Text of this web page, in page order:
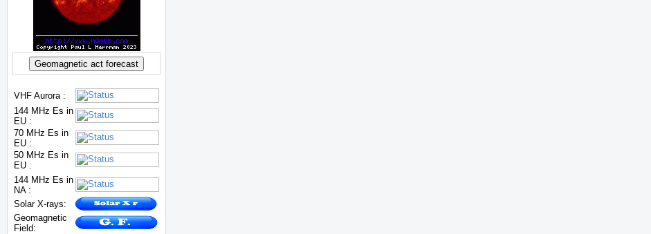
VHF Aurora :
144 MHz Es in
EU :
70 MHz Es in
EU :
50 MHz Es in
EU :
144 MHz Es in
NA :
Solar X-rays:
Geomagnetic
Field: